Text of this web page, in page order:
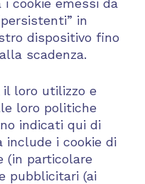
i cookie emessi da
in
dispositivo fino
scadenza.
il loro utilizzo e
loro politiche
indicati qui di
include i cookie di
(in particolare
pubblicitari (ai